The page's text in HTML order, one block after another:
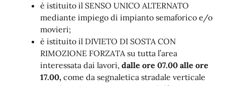
è istituito il SENSO UNICO ALTERNATO
mediante impiego di impianto semaforico e/o
movieri;
è istituito il DIVIETO DI SOSTA CON
RIMOZIONE FORZATA su tutta l’area
interessata dai lavori, dalle ore 07.00 alle ore
17.00, come da segnaletica stradale verticale